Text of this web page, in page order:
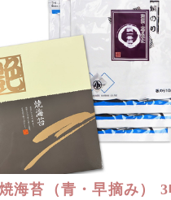
海苔（青・早摘み）